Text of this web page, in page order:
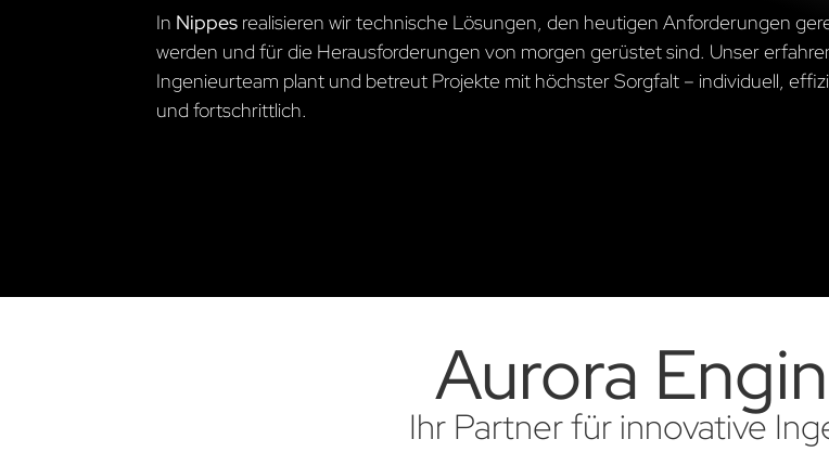
In Nippes realisieren wir technische Lösungen, den heutigen Anforderungen
werden und für die Herausforderungen von morgen gerüstet sind. Unser
Ingenieurteam plant und betreut Projekte mit höchster Sorgfalt – individuell,
und fortschrittlich.
Aurora
Ihr Partner für innovative